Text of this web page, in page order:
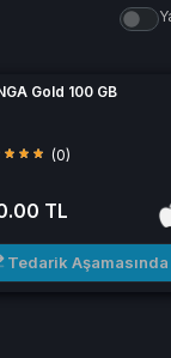
Gold 100 GB
(0)
TL
Tedarik Aşamasında